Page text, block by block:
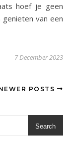
hoef je geen
van een
7 December 2023
POSTS
Search